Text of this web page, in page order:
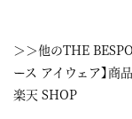
＞＞他のTHE
ース アイウェア】商
楽天 SHOP